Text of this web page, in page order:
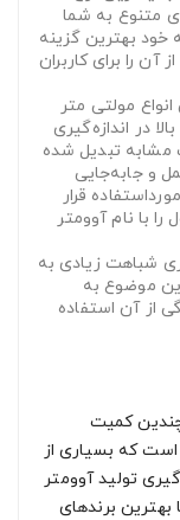
متنوع به شما
خود بهترین گزینه
آن را برای کاربران
مولتی متر
در اندازه‌گیری
مشابه تبدیل شده
و جابه‌جایی
قرار
با نام آوومتر
شباهت زیادی به
موضوع به
از آن استفاده
چندین کمیت
که بسیاری از
تولید آوومتر
بهترین برندهای